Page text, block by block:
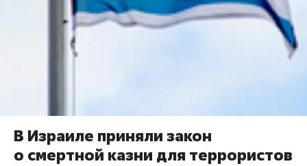
В Израиле приняли закон
о смертной казни для террористов